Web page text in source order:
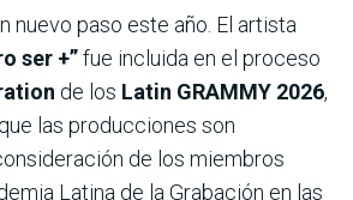
nuevo paso este año. El artista
ser +”fue incluida en el proceso
de los Latin GRAMMY 2026,
las producciones son
de los miembros
Latina de la Grabación en las